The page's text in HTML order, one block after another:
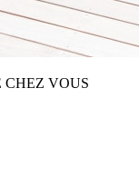
CHEZ VOUS